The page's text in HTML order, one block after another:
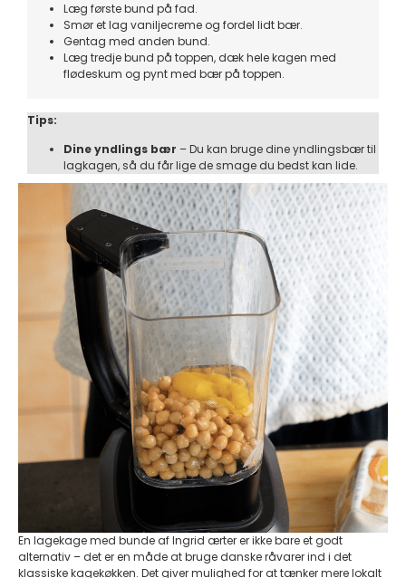
Læg første bund på fad.
Smør et lag vaniljecreme og fordel lidt bær.
Gentag med anden bund.
Læg tredje bund på toppen, dæk hele kagen med
flødeskum og pynt med bær på toppen.
Tips:
Dine yndlings bær – Du kan bruge dine yndlingsbær til
lagkagen, så du får lige de smage du bedst kan lide.
En lagekage med bunde af Ingrid ærter er ikke bare et godt
alternativ – det er en måde at bruge danske råvarer ind i det
klassiske kagekøkken. Det giver mulighed for at tænker mere lokalt